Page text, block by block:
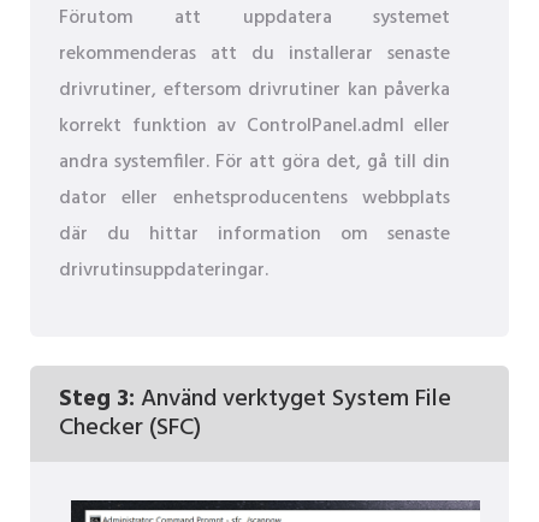
Förutom att uppdatera systemet
rekommenderas att du installerar senaste
drivrutiner, eftersom drivrutiner kan påverka
korrekt funktion av ControlPanel.adml eller
andra systemfiler. För att göra det, gå till din
dator eller enhetsproducentens webbplats
där du hittar information om senaste
drivrutinsuppdateringar.
Steg 3:Använd verktyget System File
Checker (SFC)